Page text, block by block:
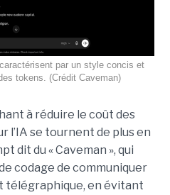
par un style concis et
tokens. (Crédit Caveman)
à réduire le coût des
l’IA se tournent de plus en
dit du « Caveman », qui
codage de communiquer
télégraphique, en évitant